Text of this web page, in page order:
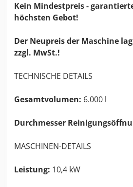
Kein Mindestpreis -
höchsten Gebot!
Der Neupreis der Maschine lag
zzgl. MwSt.!
TECHNISCHE DETAILS
Gesamtvolumen: 6.000 l
Durchmesser
MASCHINEN-DETAILS
Leistung: 10,4 kW